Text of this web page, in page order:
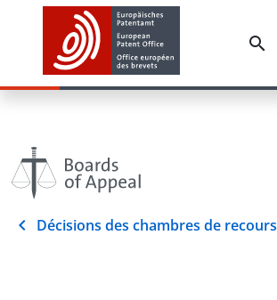
Décisions des chambres de recours